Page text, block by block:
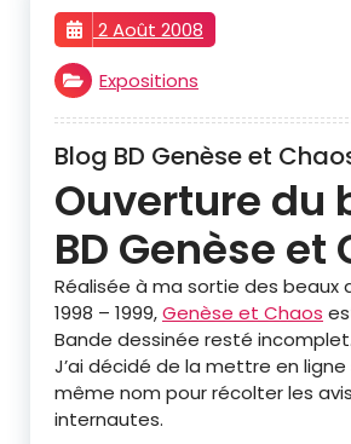
2 Août 2008
Expositions
Blog BD Genèse et
Ouverture du
BD Genèse et
Réalisée à ma sortie des beaux
1998 – 1999,Genèse et Chaos
Bande dessinée resté incomplet.
J’ai décidé de la mettre en
même nom pour récolter les
internautes.